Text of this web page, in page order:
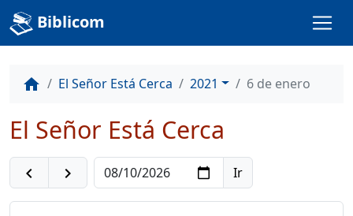
Biblicom
home El Señor Está Cerca 2021 6 de enero
El Señor Está Cerca
navigate_before navigate_next